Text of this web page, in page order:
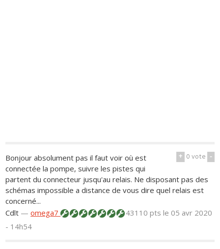
+ 0vote -
Bonjour absolument pas il faut voir où est
connectée la pompe, suivre les pistes qui
partent du connecteur jusqu'au relais. Ne disposant pas des
schémas impossible a distance de vous dire quel relais est
concerné...
Cdlt —omega7 43110 ptsle 05 avr 2020
- 14h54